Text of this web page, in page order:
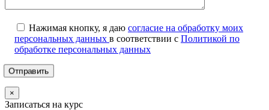
Нажимая кнопку, я даю согласие на обработку моих
персональных данных в соответствии с Политикой по
обработке персональных данных
×
Записаться на курс